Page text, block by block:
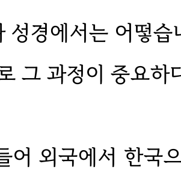
성경에서는 어떻
그 과정이 중요하
어 외국에서 한국